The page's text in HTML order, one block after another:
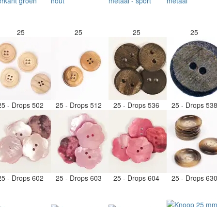
25 25 25 25
- Drops 502 25 - Drops 512 25 - Drops 536 25 - Drops
- Drops 602 25 - Drops 603 25 - Drops 604 25 - Drops